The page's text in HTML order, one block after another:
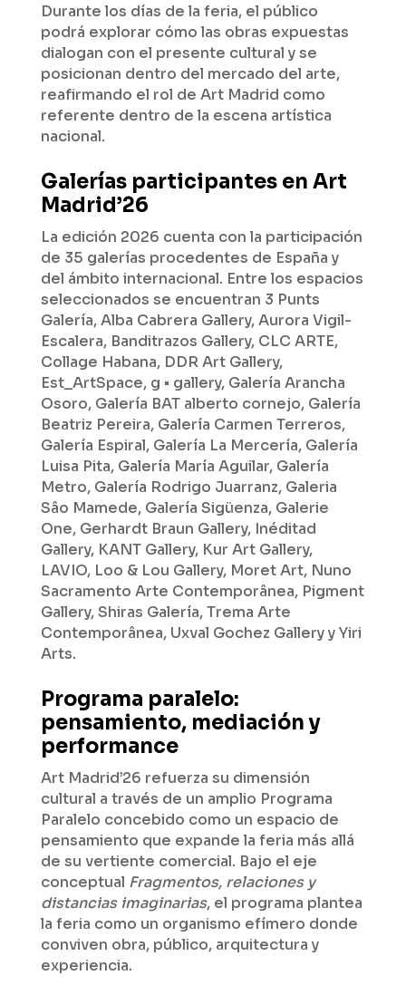
Durante los días de la feria, el público
podrá explorar cómo las obras expuestas
dialogan con el presente cultural y se
posicionan dentro del mercado del arte,
reafirmando el rol de Art Madrid como
referente dentro de la escena artística
nacional.
Galerías participantes en Art
Madrid’26
La edición 2026 cuenta con la participación
de 35 galerías procedentes de España y
del ámbito internacional. Entre los espacios
seleccionados se encuentran 3 Punts
Galería, Alba Cabrera Gallery, Aurora Vigil-
Escalera, Banditrazos Gallery, CLC ARTE,
Collage Habana, DDR Art Gallery,
Est_ArtSpace, g • gallery, Galería Arancha
Osoro, Galería BAT alberto cornejo, Galería
Beatriz Pereira, Galería Carmen Terreros,
Galería Espiral, Galería La Mercería, Galería
Luisa Pita, Galería María Aguilar, Galería
Metro, Galería Rodrigo Juarranz, Galeria
Sâo Mamede, Galería Sigüenza, Galerie
One, Gerhardt Braun Gallery, Inéditad
Gallery, KANT Gallery, Kur Art Gallery,
LAVIO, Loo & Lou Gallery, Moret Art, Nuno
Sacramento Arte Contemporânea, Pigment
Gallery, Shiras Galería, Trema Arte
Contemporânea, Uxval Gochez Gallery y Yiri
Arts.
Programa paralelo:
pensamiento, mediación y
performance
Art Madrid’26 refuerza su dimensión
cultural a través de un amplio Programa
Paralelo concebido como un espacio de
pensamiento que expande la feria más allá
de su vertiente comercial. Bajo el eje
conceptual Fragmentos, relaciones y
distancias imaginarias, el programa plantea
la feria como un organismo efímero donde
conviven obra, público, arquitectura y
experiencia.